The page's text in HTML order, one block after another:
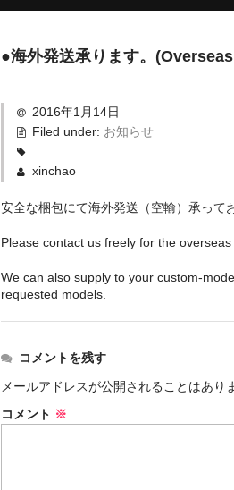
●海外発送承ります。
2016年1月14日
Filed under: お知らせ
xinchao
安全な梱包にて海外発送（空輸）承って
Please contact us freely for the
We can also supply to your custom-
requested models.
コメントを残す
メールアドレスが公開されることはあり
コメント ※